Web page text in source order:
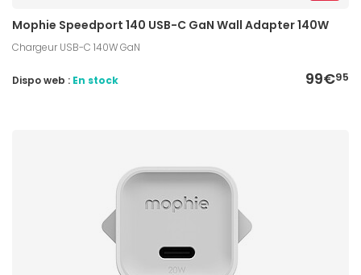
Mophie Speedport 140 USB-C GaN Wall Adapter 140W
Chargeur USB-C 140W GaN
99€95
Dispo web : En stock